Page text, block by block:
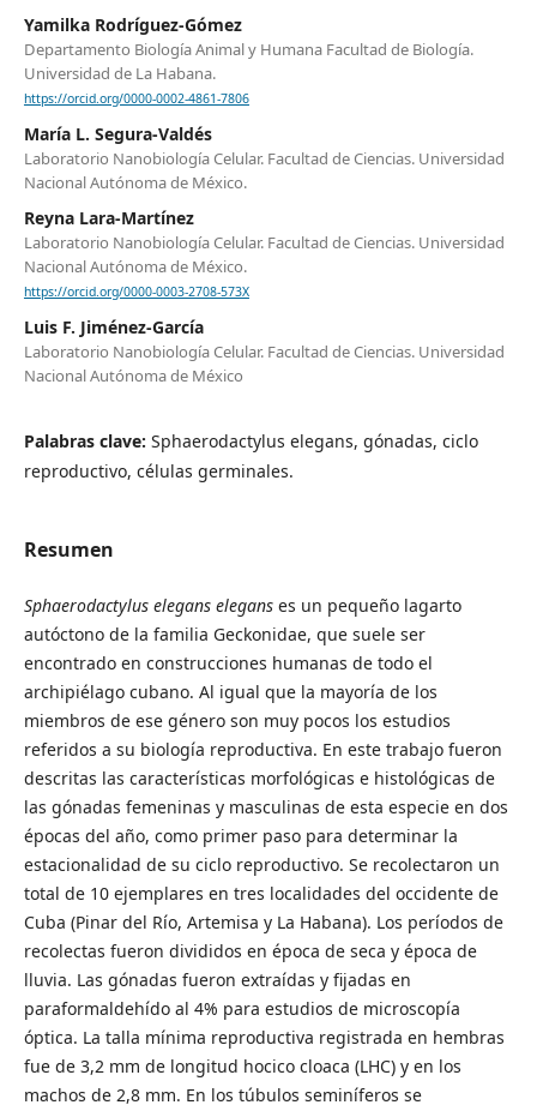
Yamilka Rodríguez-Gómez
Departamento Biología Animal y Humana Facultad de Biología.
Universidad de La Habana.
https://orcid.org/0000-0002-4861-7806
María L. Segura-Valdés
Laboratorio Nanobiología Celular. Facultad de Ciencias. Universidad
Nacional Autónoma de México.
Reyna Lara-Martínez
Laboratorio Nanobiología Celular. Facultad de Ciencias. Universidad
Nacional Autónoma de México.
https://orcid.org/0000-0003-2708-573X
Luis F. Jiménez-García
Laboratorio Nanobiología Celular. Facultad de Ciencias. Universidad
Nacional Autónoma de México
Palabras clave: Sphaerodactylus elegans, gónadas, ciclo
reproductivo, células germinales.
Resumen
Sphaerodactylus elegans elegans es un pequeño lagarto
autóctono de la familia Geckonidae, que suele ser
encontrado en construcciones humanas de todo el
archipiélago cubano. Al igual que la mayoría de los
miembros de ese género son muy pocos los estudios
referidos a su biología reproductiva. En este trabajo fueron
descritas las características morfológicas e histológicas de
las gónadas femeninas y masculinas de esta especie en dos
épocas del año, como primer paso para determinar la
estacionalidad de su ciclo reproductivo. Se recolectaron un
total de 10 ejemplares en tres localidades del occidente de
Cuba (Pinar del Río, Artemisa y La Habana). Los períodos de
recolectas fueron divididos en época de seca y época de
lluvia. Las gónadas fueron extraídas y fijadas en
paraformaldehído al 4% para estudios de microscopía
óptica. La talla mínima reproductiva registrada en hembras
fue de 3,2 mm de longitud hocico cloaca (LHC) y en los
machos de 2,8 mm. En los túbulos seminíferos se